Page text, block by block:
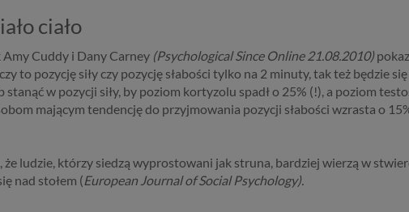
ciało
Cuddy i Dany Carney (Psychological Since Online 21.08.2010)
to pozycję siły czy pozycję słabości tylko na 2 minuty, tak też będzie
w pozycji siły, by poziom kortyzolu spadł o 25% (!), a poziom
mającym tendencję do przyjmowania pozycji słabości wzrasta o
że ludzie, którzy siedzą wyprostowani jak struna, bardziej wierzą w
nad stołem (European Journal of Social Psychology).